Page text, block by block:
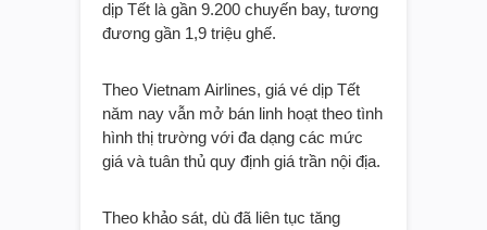
dịp Tết là gần 9.200 chuyến bay, tương
đương gần 1,9 triệu ghế.
Theo Vietnam Airlines, giá vé dịp Tết
năm nay vẫn mở bán linh hoạt theo tình
hình thị trường với đa dạng các mức
giá và tuân thủ quy định giá trần nội địa.
Theo khảo sát, dù đã liên tục tăng